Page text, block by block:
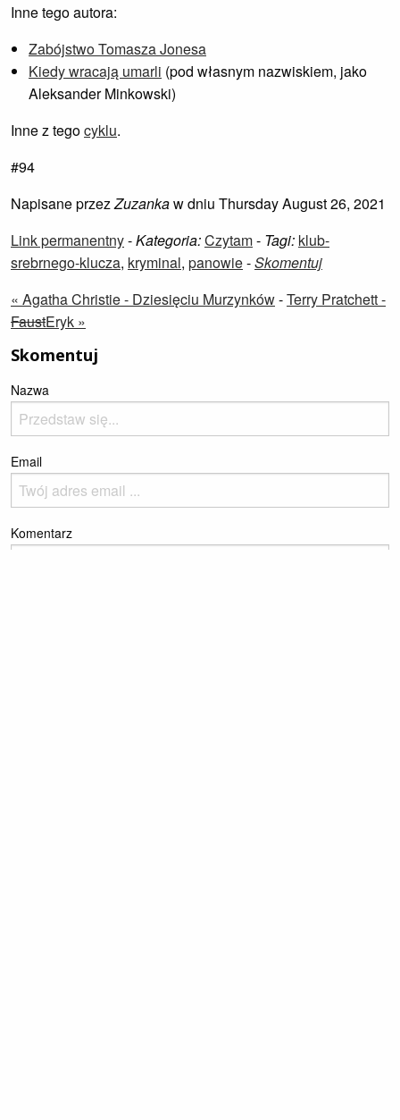
Inne tego autora:
Zabójstwo Tomasza Jonesa
Kiedy wracają umarli (pod własnym nazwiskiem, jako
Aleksander Minkowski)
Inne z tegocyklu.
#94
Napisane przezZuzankaw dniu Thursday August 26, 2021
Link permanentny-Kategoria:Czytam- Tagi: klub-
srebrnego-klucza, kryminal, panowie-Skomentuj
« Agatha Christie - Dziesięciu Murzynków-Terry Pratchett -
FaustEryk »
Skomentuj
Nazwa
Email
Komentarz